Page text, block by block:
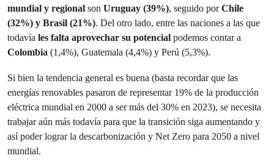
mundial y regional son Uruguay (39%), seguido porChile
(32%) y Brasil (21%). Del otro lado, entre las naciones a las que
todavía les falta aprovechar su potencial podemos contar a
Colombia (1,4%), Guatemala (4,4%) y Perú (5,3%).
Si bien la tendencia general es buena (basta recordar que las
energías renovables pasaron de representar 19% de la producción
eléctrica mundial en 2000 a ser más del 30% en 2023), se necesita
trabajar aún más todavía para que la transición siga aumentando y
así poder lograr la descarbonización y Net Zero para 2050 a nivel
mundial.